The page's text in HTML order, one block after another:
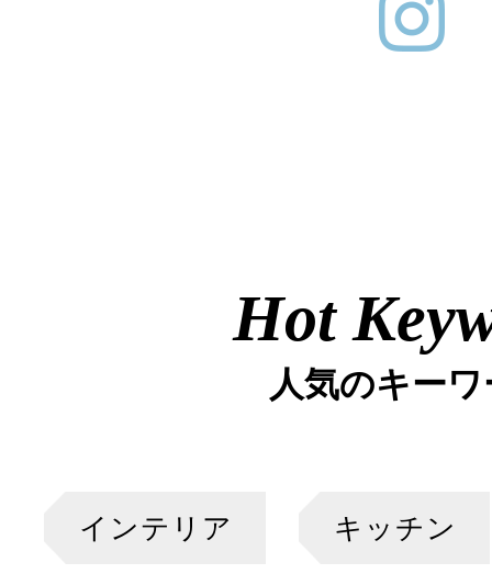
Hot
人気のキー
インテリア キッチン